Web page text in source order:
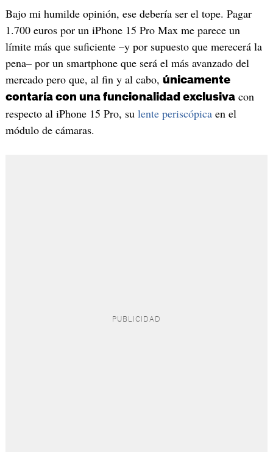
Bajo mi humilde opinión, ese debería ser el tope. Pagar
1.700 euros por un iPhone 15 Pro Max me parece un
límite más que suficiente –y por supuesto que merecerá la
pena– por un smartphone que será el más avanzado del
mercado pero que, al fin y al cabo, únicamente
contaría con una funcionalidad exclusivacon
respecto al iPhone 15 Pro, su lente periscópicaen el
módulo de cámaras.